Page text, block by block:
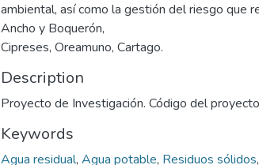
ambiental, así como la gestión del riesgo que
Ancho y Boquerón,
Cipreses, Oreamuno, Cartago.
Description
Proyecto de Investigación. Código del
Keywords
Agua residual, Agua potable, Residuos sólidos,